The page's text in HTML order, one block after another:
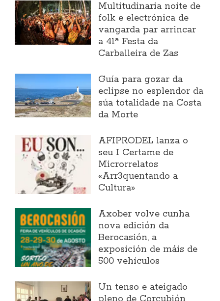
Multitudinaria noite de
folk e electrónica de
vangarda par arrincar
a 41ª Festa da
Carballeira de Zas
Guía para gozar da
eclipse no esplendor da
súa totalidade na Costa
da Morte
AFIPRODEL lanza o
seu I Certame de
Microrrelatos
«Arr3quentando a
Cultura»
Axober volve cunha
nova edición da
Berocasión, a
exposición de máis de
500 vehículos
Un tenso e ateigado